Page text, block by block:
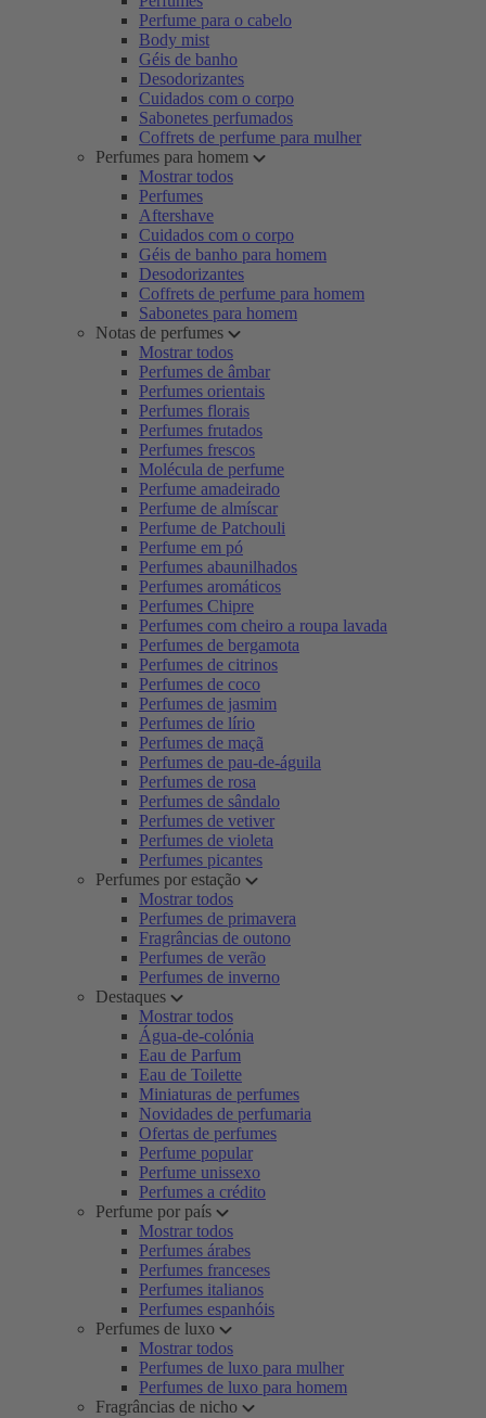
Perfume para o cabelo
Body mist
Géis de banho
Desodorizantes
Cuidados com o corpo
Sabonetes perfumados
Coffrets de perfume para mulher
Perfumes para homem
Mostrar todos
Perfumes
Aftershave
Cuidados com o corpo
Géis de banho para homem
Desodorizantes
Coffrets de perfume para homem
Sabonetes para homem
Notas de perfumes
Mostrar todos
Perfumes de âmbar
Perfumes orientais
Perfumes florais
Perfumes frutados
Perfumes frescos
Molécula de perfume
Perfume amadeirado
Perfume de almíscar
Perfume de Patchouli
Perfume em pó
Perfumes abaunilhados
Perfumes aromáticos
Perfumes Chipre
Perfumes com cheiro a roupa lavada
Perfumes de bergamota
Perfumes de citrinos
Perfumes de coco
Perfumes de jasmim
Perfumes de lírio
Perfumes de maçã
Perfumes de pau-de-águila
Perfumes de rosa
Perfumes de sândalo
Perfumes de vetiver
Perfumes de violeta
Perfumes picantes
Perfumes por estação
Mostrar todos
Perfumes de primavera
Fragrâncias de outono
Perfumes de verão
Perfumes de inverno
Destaques
Mostrar todos
Água-de-colónia
Eau de Parfum
Eau de Toilette
Miniaturas de perfumes
Novidades de perfumaria
Ofertas de perfumes
Perfume popular
Perfume unissexo
Perfumes a crédito
Perfume por país
Mostrar todos
Perfumes árabes
Perfumes franceses
Perfumes italianos
Perfumes espanhóis
Perfumes de luxo
Mostrar todos
Perfumes de luxo para mulher
Perfumes de luxo para homem
Fragrâncias de nicho